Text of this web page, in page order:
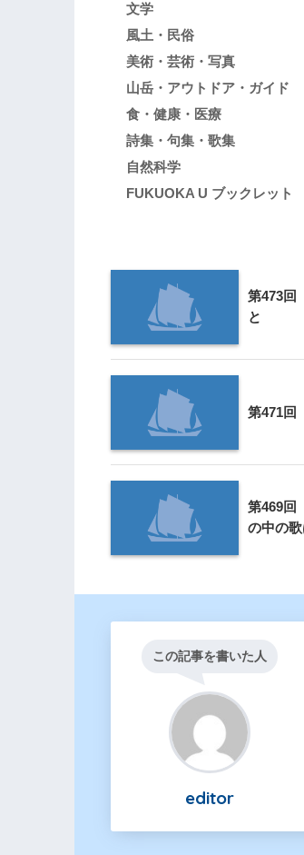
文学
風土・民俗
美術・芸術・写真
山岳・アウトドア・ガイド
食・健康・医療
詩集・句集・歌集
自然科学
FUKUOKA U ブックレット
第473回
と
第471
第469回
の中の
この記事を書いた人
editor